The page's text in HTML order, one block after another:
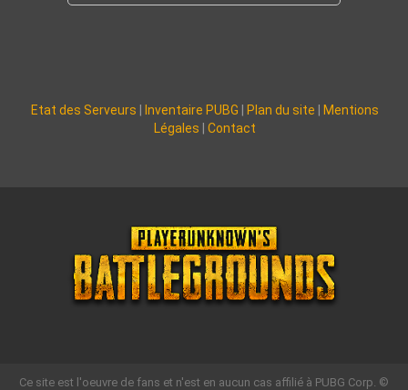
Etat des Serveurs Inventaire PUBG Plan du site
Mentions
Légales
Contact
Ce site est l'oeuvre de fans et n'est en aucun cas affilié à PUBG Corp. ©